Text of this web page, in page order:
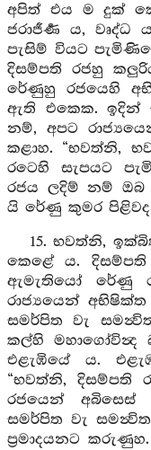
අපිත් එය ම දුක්
ජරාජීර්‍ණ ය,
පැසිම් වියට
දිසම්පති රජහු
රේණුහු රජයෙහි
ඇති එකෙක. ඉදින්
නම්, අපට
කළාහ. “භවත්නි,
රටෙහි සැපයට
රජය ලදිම් නම් ඔබ
යි රේණු කුමර
15. භවත්නි,
කෙළේ ය.
ඇමැතියෝ රේණු
රාජ්‍යයෙන්
සමර්පිත වැ
කල්හි මහාගෝවින්‍ද
එළැඹියේ ය.
“භවත්නි, දිසම්පති
රජයෙන්
සමර්පිත වැ
ප්‍රමාදයනට